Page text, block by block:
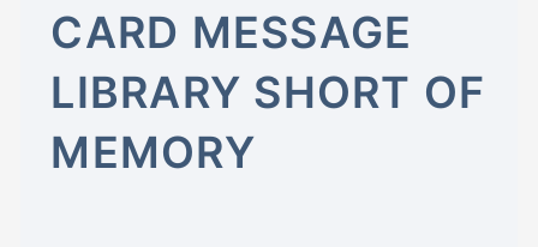
CARD MESSAGE
LIBRARY SHORT OF
MEMORY